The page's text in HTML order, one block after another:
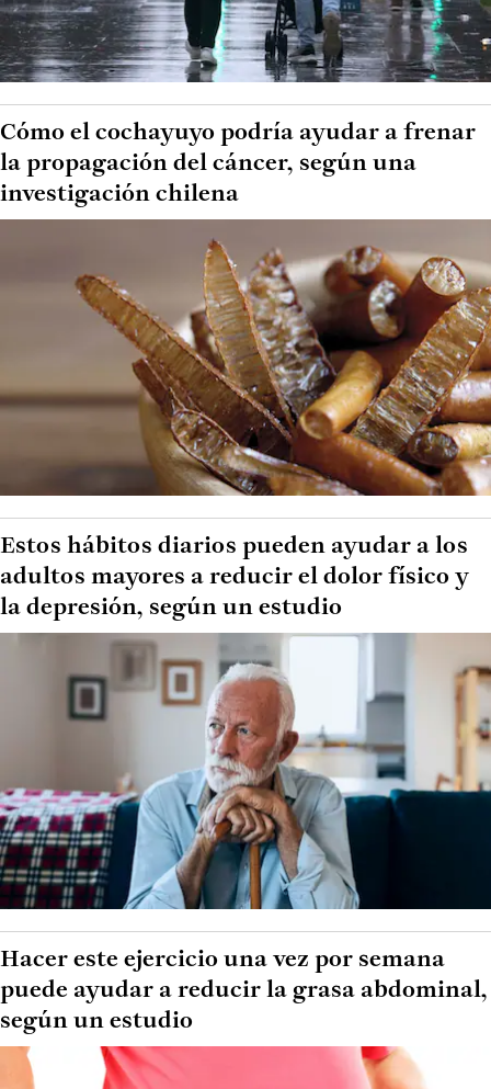
Cómo el cochayuyo podría ayudar a frenar
la propagación del cáncer, según una
investigación chilena
Estos hábitos diarios pueden ayudar a los
adultos mayores a reducir el dolor físico y
la depresión, según un estudio
Hacer este ejercicio una vez por semana
puede ayudar a reducir la grasa abdominal,
según un estudio